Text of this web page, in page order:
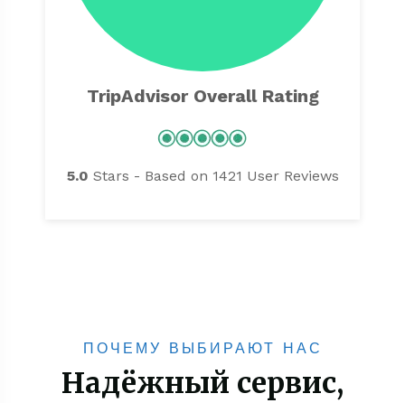
TripAdvisor Overall Rating
5.0 Stars - Based on 1421 User Reviews
ПОЧЕМУ ВЫБИРАЮТ НАС
Надёжный сервис,